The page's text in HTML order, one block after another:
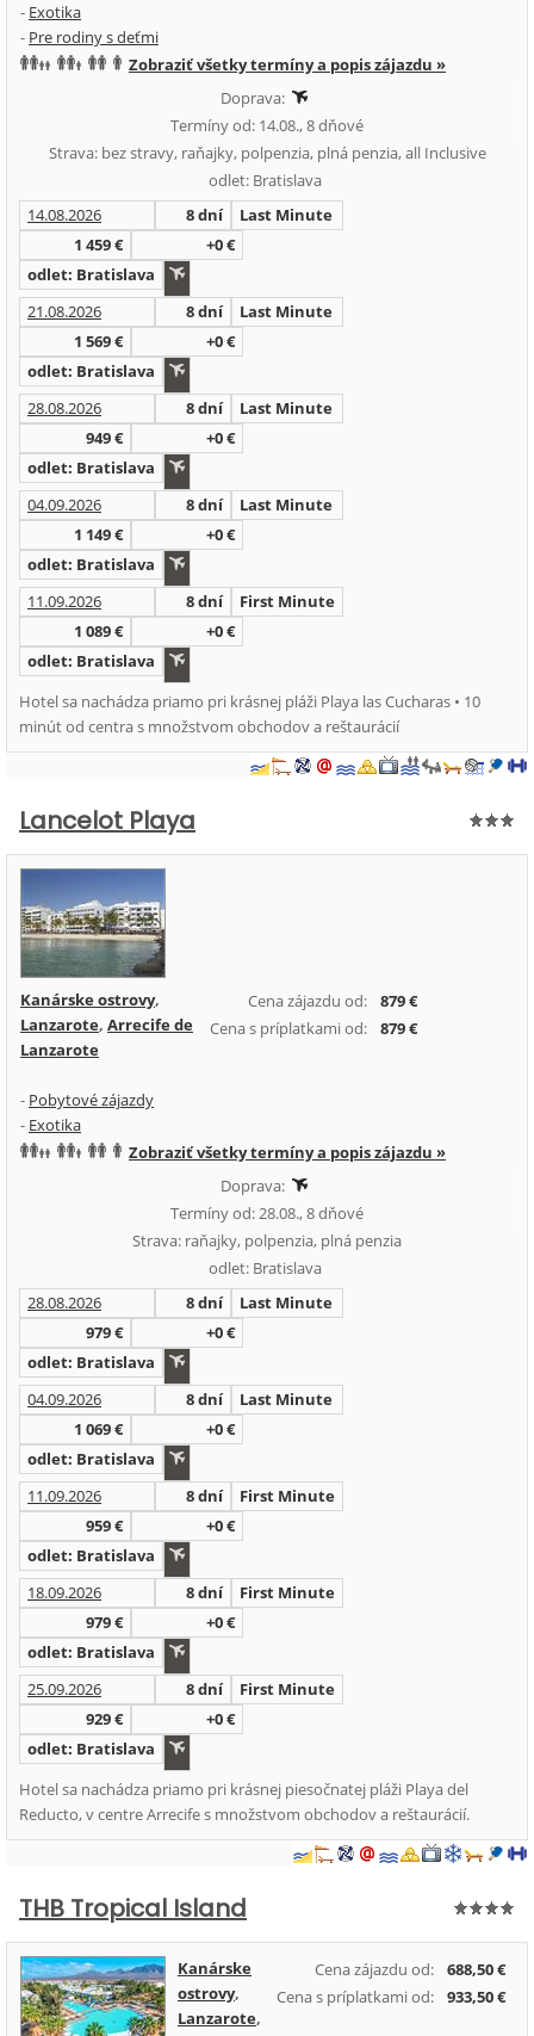
- Exotika
- Pre rodiny s deťmi
Zobraziť všetky termíny a popis zájazdu »
Doprava:
Termíny od: 14.08., 8 dňové
Strava: bez stravy, raňajky, polpenzia, plná penzia, all Inclusive
odlet: Bratislava
14.08.2026
8 dní
Last Minute
1 459 €
+0 €
odlet: Bratislava
21.08.2026
8 dní
Last Minute
1 569 €
+0 €
odlet: Bratislava
28.08.2026
8 dní
Last Minute
949 €
+0 €
odlet: Bratislava
04.09.2026
8 dní
Last Minute
1 149 €
+0 €
odlet: Bratislava
11.09.2026
8 dní
First Minute
1 089 €
+0 €
odlet: Bratislava
Hotel sa nachádza priamo pri krásnej pláži Playa las Cucharas • 10
minút od centra s množstvom obchodov a reštaurácií
Lancelot Playa
Cena zájazdu od:
879 €
Cena s príplatkami od:
879 €
Kanárske ostrovy,
Lanzarote, Arrecife de
Lanzarote
- Pobytové zájazdy
- Exotika
Zobraziť všetky termíny a popis zájazdu »
Doprava:
Termíny od: 28.08., 8 dňové
Strava: raňajky, polpenzia, plná penzia
odlet: Bratislava
28.08.2026
8 dní
Last Minute
979 €
+0 €
odlet: Bratislava
04.09.2026
8 dní
Last Minute
1 069 €
+0 €
odlet: Bratislava
11.09.2026
8 dní
First Minute
959 €
+0 €
odlet: Bratislava
18.09.2026
8 dní
First Minute
979 €
+0 €
odlet: Bratislava
25.09.2026
8 dní
First Minute
929 €
+0 €
odlet: Bratislava
Hotel sa nachádza priamo pri krásnej piesočnatej pláži Playa del
Reducto, v centre Arrecife s množstvom obchodov a reštaurácií.
THB Tropical Island
Cena zájazdu od:
688,50 €
Cena s príplatkami od:
933,50 €
Kanárske
ostrovy,
Lanzarote,